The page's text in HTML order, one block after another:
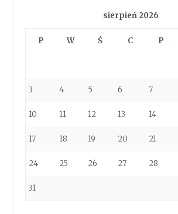
sierpień 2026
P W Ś C P
3 4 5 6 7
10 11 12 13 14
17 18 19 20 21
24 25 26 27 28
31